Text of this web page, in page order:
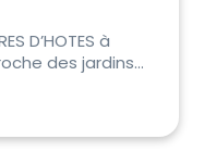
D’HOTES à
des jardins